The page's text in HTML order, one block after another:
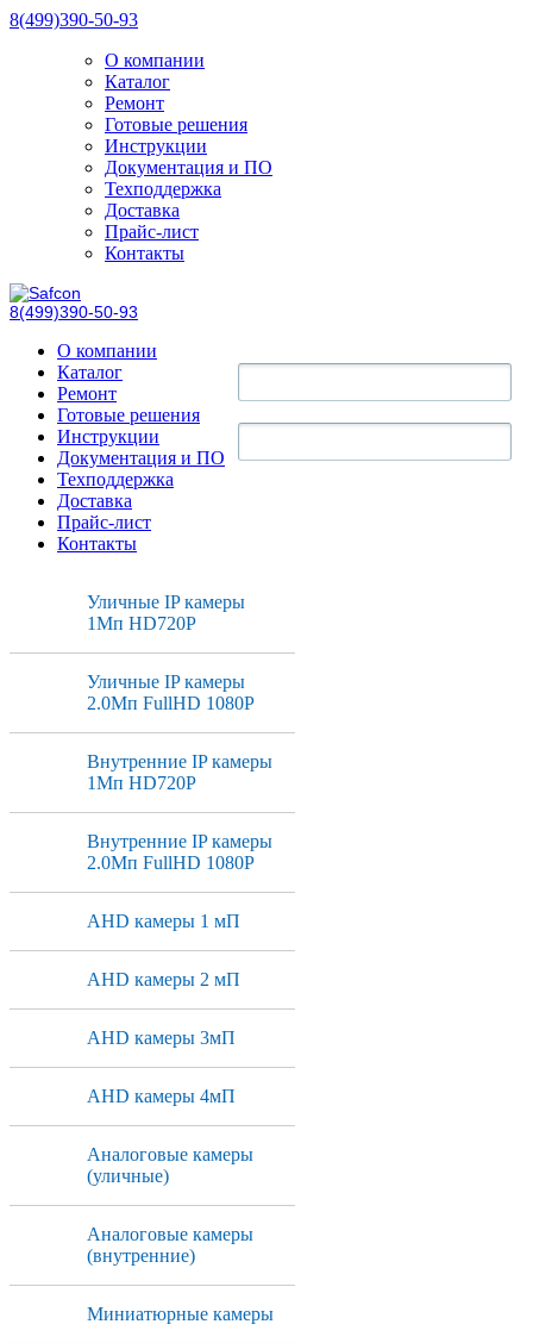
8(499)390-50-93
О компании
Каталог
Ремонт
Готовые решения
Инструкции
Документация и ПО
Техподдержка
Доставка
Прайс-лист
Контакты
8(499)390-50-93
О компании
Каталог
Ремонт
Готовые решения
Инструкции
Документация и ПО
Техподдержка
Доставка
Прайс-лист
Контакты
Уличные IP камеры
1Мп HD720P
Уличные IP камеры
2.0Мп FullHD 1080P
Внутренние IP камеры
1Мп HD720P
Внутренние IP камеры
2.0Мп FullHD 1080P
AHD камеры 1 мП
AHD камеры 2 мП
AHD камеры 3мП
AHD камеры 4мП
Аналоговые камеры
(уличные)
Аналоговые камеры
(внутренние)
Миниатюрные камеры